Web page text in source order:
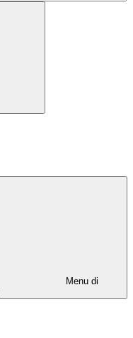
Menu di